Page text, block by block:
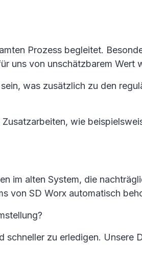
Prozess begleitet.
uns von unschätzbarem Wert
was zusätzlich zu den
wie
im alten System, die
von SD Worx automatisch
zu erledigen. Unsere